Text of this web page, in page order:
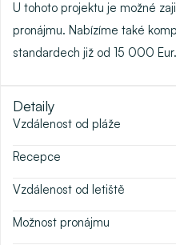
U tohoto projektu je možné
pronájmu. Nabízíme také
standardech již od 15 000 Eur.
Detaily
Vzdálenost od pláže
Recepce
Vzdálenost od letiště
Možnost pronájmu